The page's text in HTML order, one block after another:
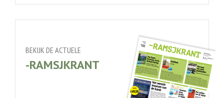
BEKIJK DE ACTUELE
-RAMSJKRANT